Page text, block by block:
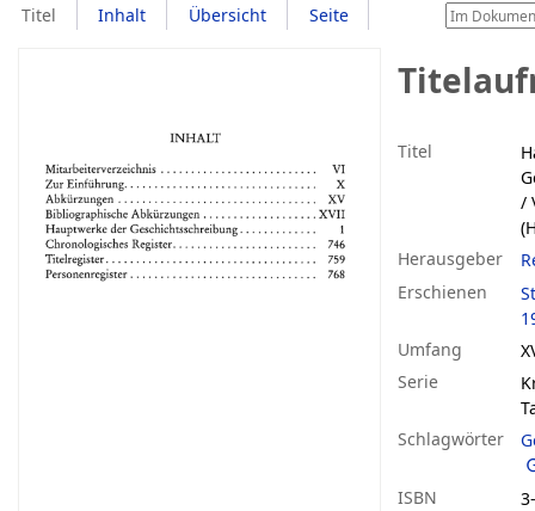
Titel Inhalt Übersicht Seite
Titel
/
Herausgeber
Erschienen
Umfang
Serie
Schlagwörter
ISBN